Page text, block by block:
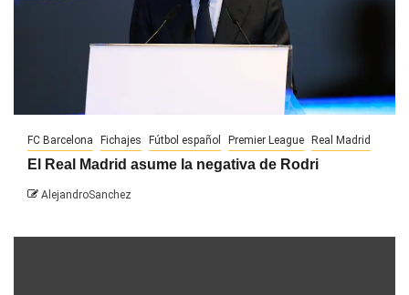
FC Barcelona Fichajes Fútbol español Premier League Real Madrid
El Real Madrid asume la negativa de Rodri
AlejandroSanchez